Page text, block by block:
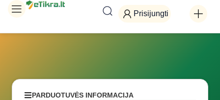
Prisijungti
PARDUOTUVĖS INFORMACIJA